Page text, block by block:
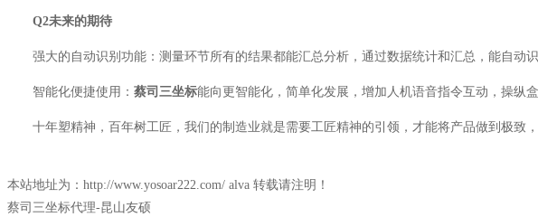
Q2未来的期待
强大的自动识别功能：测量环节所有的结果都能汇总分析，通过数据统计和汇总，能自动
智能化便捷使用： 蔡司三坐标能向更智能化，简单化发展，增加人机语音指令互动，操纵
十年塑精神，百年树工匠，我们的制造业就是需要工匠精神的引领，才能将产品做到极致，
本站地址为：http://www.yosoar222.com/ alva 转载请注明！
蔡司三坐标代理-昆山友硕